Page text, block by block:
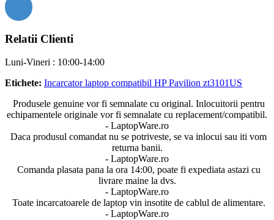
Relatii Clienti
Luni-Vineri : 10:00-14:00
Etichete: Incarcator laptop compatibil HP Pavilion zt3101US
Produsele genuine vor fi semnalate cu original. Inlocuitorii pentru
echipamentele originale vor fi semnalate cu replacement/compatibil.
- LaptopWare.ro
Daca produsul comandat nu se potriveste, se va inlocui sau iti vom
returna banii.
- LaptopWare.ro
Comanda plasata pana la ora 14:00, poate fi expediata astazi cu
livrare maine la dvs.
- LaptopWare.ro
Toate incarcatoarele de laptop vin insotite de cablul de alimentare.
- LaptopWare.ro